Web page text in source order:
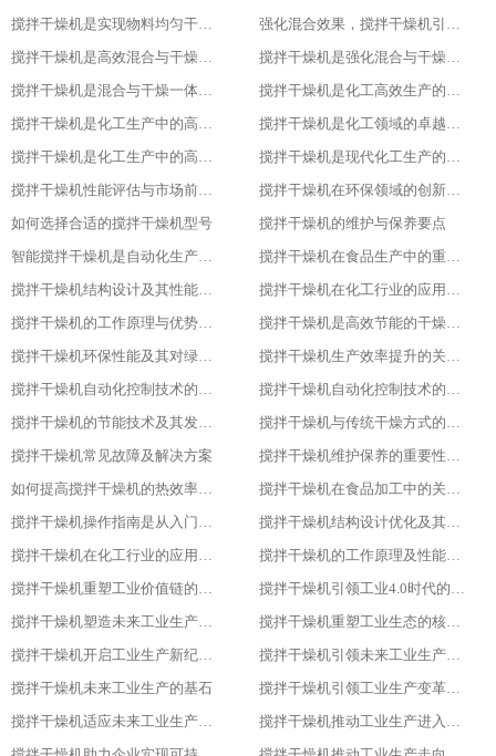
搅拌干燥机是实现物料均匀干燥的专业设备
强化混合效果，搅拌干燥机引领化工新潮流
搅拌干燥机是高效混合与干燥新标杆
搅拌干燥机是强化混合与干燥效果的理想设备
搅拌干燥机是混合与干燥一体化的高效利器
搅拌干燥机是化工高效生产的得力助手
搅拌干燥机是化工生产中的高效干燥与混合专家
搅拌干燥机是化工领域的卓越干燥利器
搅拌干燥机是化工生产中的高效利器
搅拌干燥机是现代化工生产的得力助手
搅拌干燥机性能评估与市场前景分析
搅拌干燥机在环保领域的创新应用
如何选择合适的搅拌干燥机型号
搅拌干燥机的维护与保养要点
智能搅拌干燥机是自动化生产的新趋势
搅拌干燥机在食品生产中的重要作用
搅拌干燥机结构设计及其性能优化
搅拌干燥机在化工行业的应用实践
搅拌干燥机的工作原理与优势分析
搅拌干燥机是高效节能的干燥新选择
搅拌干燥机环保性能及其对绿色生产的意义
搅拌干燥机生产效率提升的关键因素
搅拌干燥机自动化控制技术的探索与实践
搅拌干燥机自动化控制技术的探索与实践
搅拌干燥机的节能技术及其发展趋势
搅拌干燥机与传统干燥方式的比较与优势分析
搅拌干燥机常见故障及解决方案
搅拌干燥机维护保养的重要性及实施方法
如何提高搅拌干燥机的热效率与干燥效果
搅拌干燥机在食品加工中的关键作用
搅拌干燥机操作指南是从入门到精通
搅拌干燥机结构设计优化及其影响研究
搅拌干燥机在化工行业的应用及优势分析
搅拌干燥机的工作原理及性能特点详解
搅拌干燥机重塑工业价值链的重要一环
搅拌干燥机引领工业4.0时代的核心设备
搅拌干燥机塑造未来工业生产新格局的重要工具
搅拌干燥机重塑工业生态的核心力量
搅拌干燥机开启工业生产新纪元的关键
搅拌干燥机引领未来工业生产的先锋
搅拌干燥机未来工业生产的基石
搅拌干燥机引领工业生产变革的重要力量
搅拌干燥机适应未来工业生产需求的必备设备
搅拌干燥机推动工业生产进入高效、绿色、智能新时代